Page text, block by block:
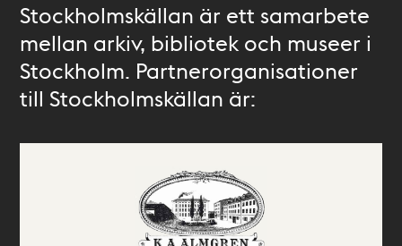
Stockholmskällan är ett samarbete
mellan arkiv, bibliotek och museer i
Stockholm. Partnerorganisationer
till Stockholmskällan är: